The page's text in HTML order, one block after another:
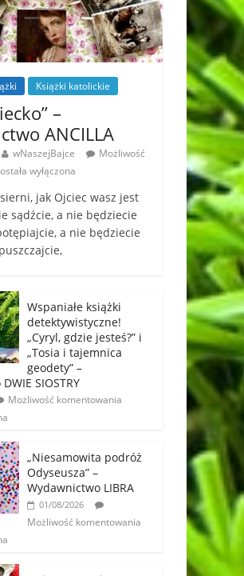
Książki katolickie
–
ANCILLA
wNaszejBajce
Możliwość
wyłączona
jak Ojciec wasz jest
sądźcie, a nie będziecie
a nie będziecie
Wspaniałe książki
detektywistyczne!
„Cyryl, gdzie jesteś?” i
„Tosia i tajemnica
geodety” –
SIOSTRY
Możliwość komentowania
„Niesamowita podróż
Odyseusza” –
Wydawnictwo LIBRA
01/08/2026
Możliwość komentowania